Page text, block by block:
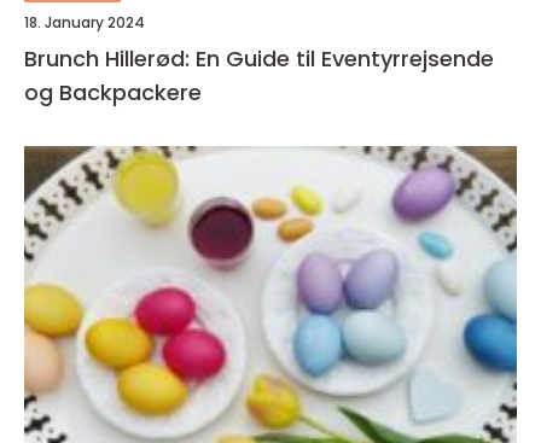
18. January 2024
Brunch Hillerød: En Guide til Eventyrrejsende
og Backpackere